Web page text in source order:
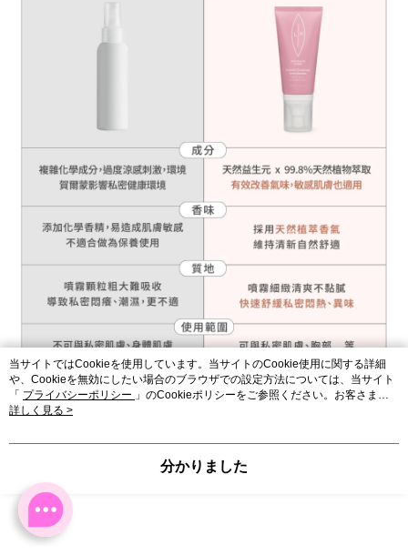
当サイトではCookieを使用しています。当サイトのCookie使用に関する詳細
や、Cookieを無効にしたい場合のブラウザでの設定方法については、当サイト
「 プライバシーポリシー 」のCookieポリシーをご参照ください。お客さま
が、当サイトを引き続き使用される場合、当社がサイト利用規約のCookieポリ
詳しく見る >
分かりました